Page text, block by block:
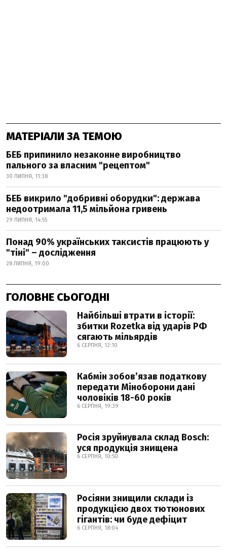
МАТЕРІАЛИ ЗА ТЕМОЮ
БЕБ припинило незаконне виробництво
пального за власним "рецептом"
30 ЛИПНЯ, 11:38
БЕБ викрило "добривні оборудки": держава
недоотримала 11,5 мільйона гривень
29 ЛИПНЯ, 14:55
Понад 90% українських таксистів працюють у
"тіні" – дослідження
28 ЛИПНЯ, 19:00
ГОЛОВНЕ СЬОГОДНІ
Найбільші втрати в історії:
збитки Rozetka від ударів РФ
сягають мільярдів
6 СЕРПНЯ, 12:10
Кабмін зобовʼязав податкову
передати Міноборони дані
чоловіків 18-60 років
6 СЕРПНЯ, 19:39
Росія зруйнувала склад Bosch:
уся продукція знищена
6 СЕРПНЯ, 10:50
Росіяни знищили склади із
продукцією двох тютюнових
гігантів: чи буде дефіцит
6 СЕРПНЯ, 18:04